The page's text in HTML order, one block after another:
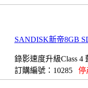
SANDISK新帝8GB
錄影速度升級Class 4
訂購編號：10285 停